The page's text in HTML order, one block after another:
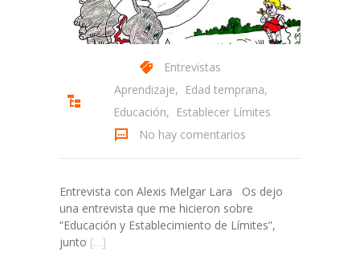
Entrevistas
Aprendizaje, Edad temprana,
Educación, Establecer Límites
No hay comentarios
Entrevista con Alexis Melgar Lara Os dejo
una entrevista que me hicieron sobre
“Educación y Establecimiento de Límites”,
junto […]